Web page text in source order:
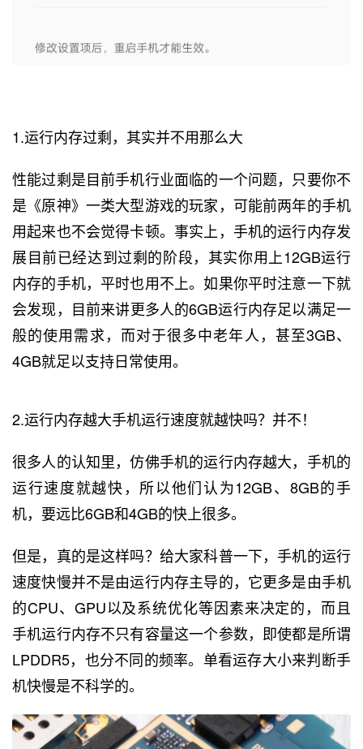
1.运行内存过剩，其实并不用那么大
性能过剩是目前手机行业面临的一个问题，只要你不
是《原神》一类大型游戏的玩家，可能前两年的手机
用起来也不会觉得卡顿。事实上，手机的运行内存发
展目前已经达到过剩的阶段，其实你用上12GB运行
内存的手机，平时也用不上。如果你平时注意一下就
会发现，目前来讲更多人的6GB运行内存足以满足一
般的使用需求，而对于很多中老年人，甚至3GB、
4GB就足以支持日常使用。
2.运行内存越大手机运行速度就越快吗？并不！
很多人的认知里，仿佛手机的运行内存越大，手机的
运行速度就越快，所以他们认为12GB、8GB的手
机，要远比6GB和4GB的快上很多。
但是，真的是这样吗？给大家科普一下，手机的运行
速度快慢并不是由运行内存主导的，它更多是由手机
的CPU、GPU以及系统优化等因素来决定的，而且
手机运行内存不只有容量这一个参数，即使都是所谓
LPDDR5，也分不同的频率。单看运存大小来判断手
机快慢是不科学的。